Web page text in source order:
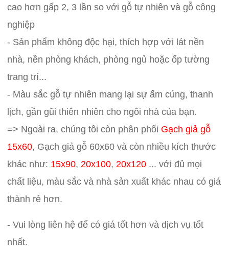
cao hơn gấp 2, 3 lần so với gỗ tự nhiên và gỗ công
nghiệp
- Sản phẩm không độc hại, thích hợp với lát nền
nhà, nền phòng khách, phòng ngủ hoặc ốp tường
trang trí...
- Màu sắc gỗ tự nhiên mang lại sự ấm cúng, thanh
lịch, gần gũi thiên nhiên cho ngôi nhà của bạn.
=> Ngoài ra, chúng tôi còn phân phối Gạch giả gỗ
15x60, Gạch giả gỗ 60x60 và còn nhiều kích thước
khác như: 15x90,20x100,20x120 ... với đủ mọi
chất liệu, màu sắc và nhà sản xuất khác nhau có giá
thành rẻ hơn.
- Vui lòng liên hệ để có giá tốt hơn và dịch vụ tốt
nhất.